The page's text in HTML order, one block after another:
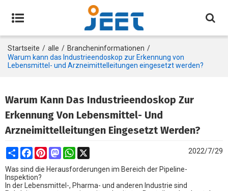
Startseite / alle / Brancheninformationen /
Warum kann das Industrieendoskop zur Erkennung von
Lebensmittel- und Arzneimittelleitungen eingesetzt werden?
Warum Kann Das Industrieendoskop Zur
Erkennung Von Lebensmittel- Und
Arzneimittelleitungen Eingesetzt Werden?
ShareFacebookPinterestMastodonWhatsApp 2022/7/29
Was sind die Herausforderungen im Bereich der Pipeline-
Inspektion?
In der Lebensmittel-, Pharma- und anderen Industrie sind